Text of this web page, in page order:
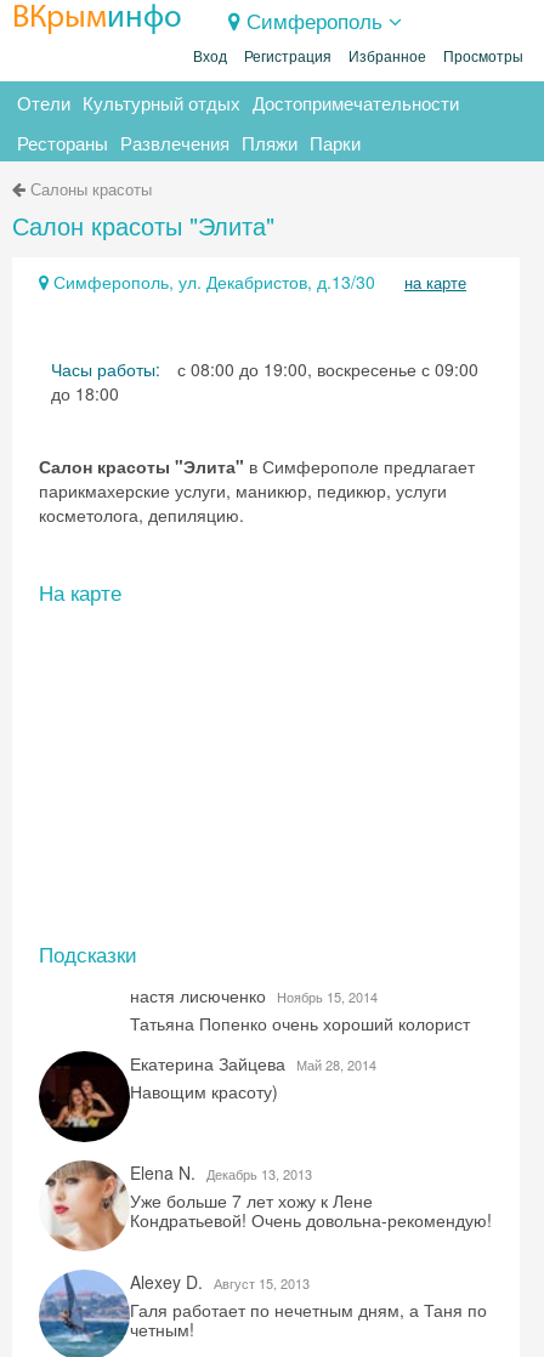
ВКрыминфо Симферополь
Вход Регистрация Избранное Просмотры
Отели Культурный отдых Достопримечательности
Рестораны Развлечения Пляжи Парки
Салоны красоты
Салон красоты "Элита"
Симферополь, ул. Декабристов, д.13/30 на карте
Часы работы:
с 08:00 до 19:00, воскресенье с 09:00
до 18:00
Салон красоты "Элита" в Симферополе предлагает
парикмахерские услуги, маникюр, педикюр, услуги
косметолога, депиляцию.
На карте
Подсказки
настя лисюченко Ноябрь 15, 2014
Татьяна Попенко очень хороший колорист
Екатерина Зайцева
Май 28, 2014
Навощим красоту)
Elena N. Декабрь 13, 2013
Уже больше 7 лет хожу к Лене
Кондратьевой! Очень довольна-рекомендую!
Alexey D. Август 15, 2013
Галя работает по нечетным дням, а Таня по
четным!
Скидка −5%
Хочешь дешевле? Оставь почту и получи